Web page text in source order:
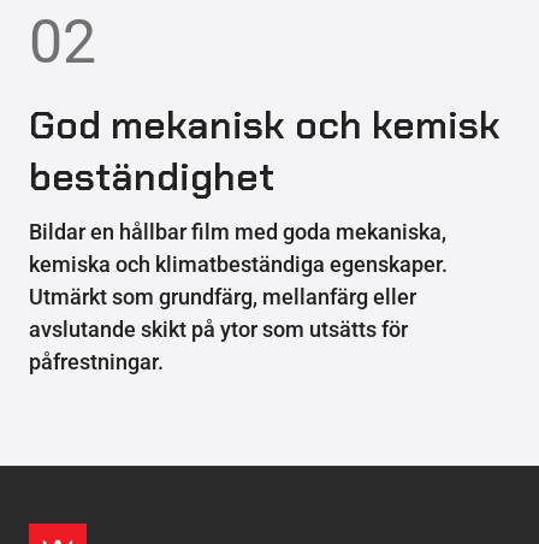
02
God mekanisk och kemisk
beständighet
Bildar en hållbar film med goda mekaniska,
kemiska och klimatbeständiga egenskaper.
Utmärkt som grundfärg, mellanfärg eller
avslutande skikt på ytor som utsätts för
påfrestningar.